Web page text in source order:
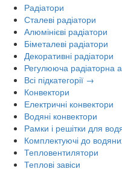
Радіатори
Сталеві радіатори
Алюмінієві радіатори
Біметалеві радіатори
Декоративні радіатори
Регулююча радіаторна
Всі підкатегорії →
Конвектори
Електричні конвектори
Водяні конвектори
Рамки і решітки для
Комплектуючі до
Тепловентилятори
Теплові завіси